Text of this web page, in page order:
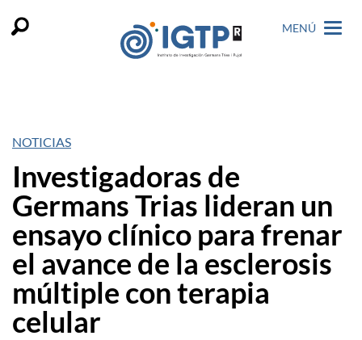
MENÚ
NOTICIAS
Investigadoras de
Germans Trias lideran un
ensayo clínico para frenar
el avance de la esclerosis
múltiple con terapia
celular